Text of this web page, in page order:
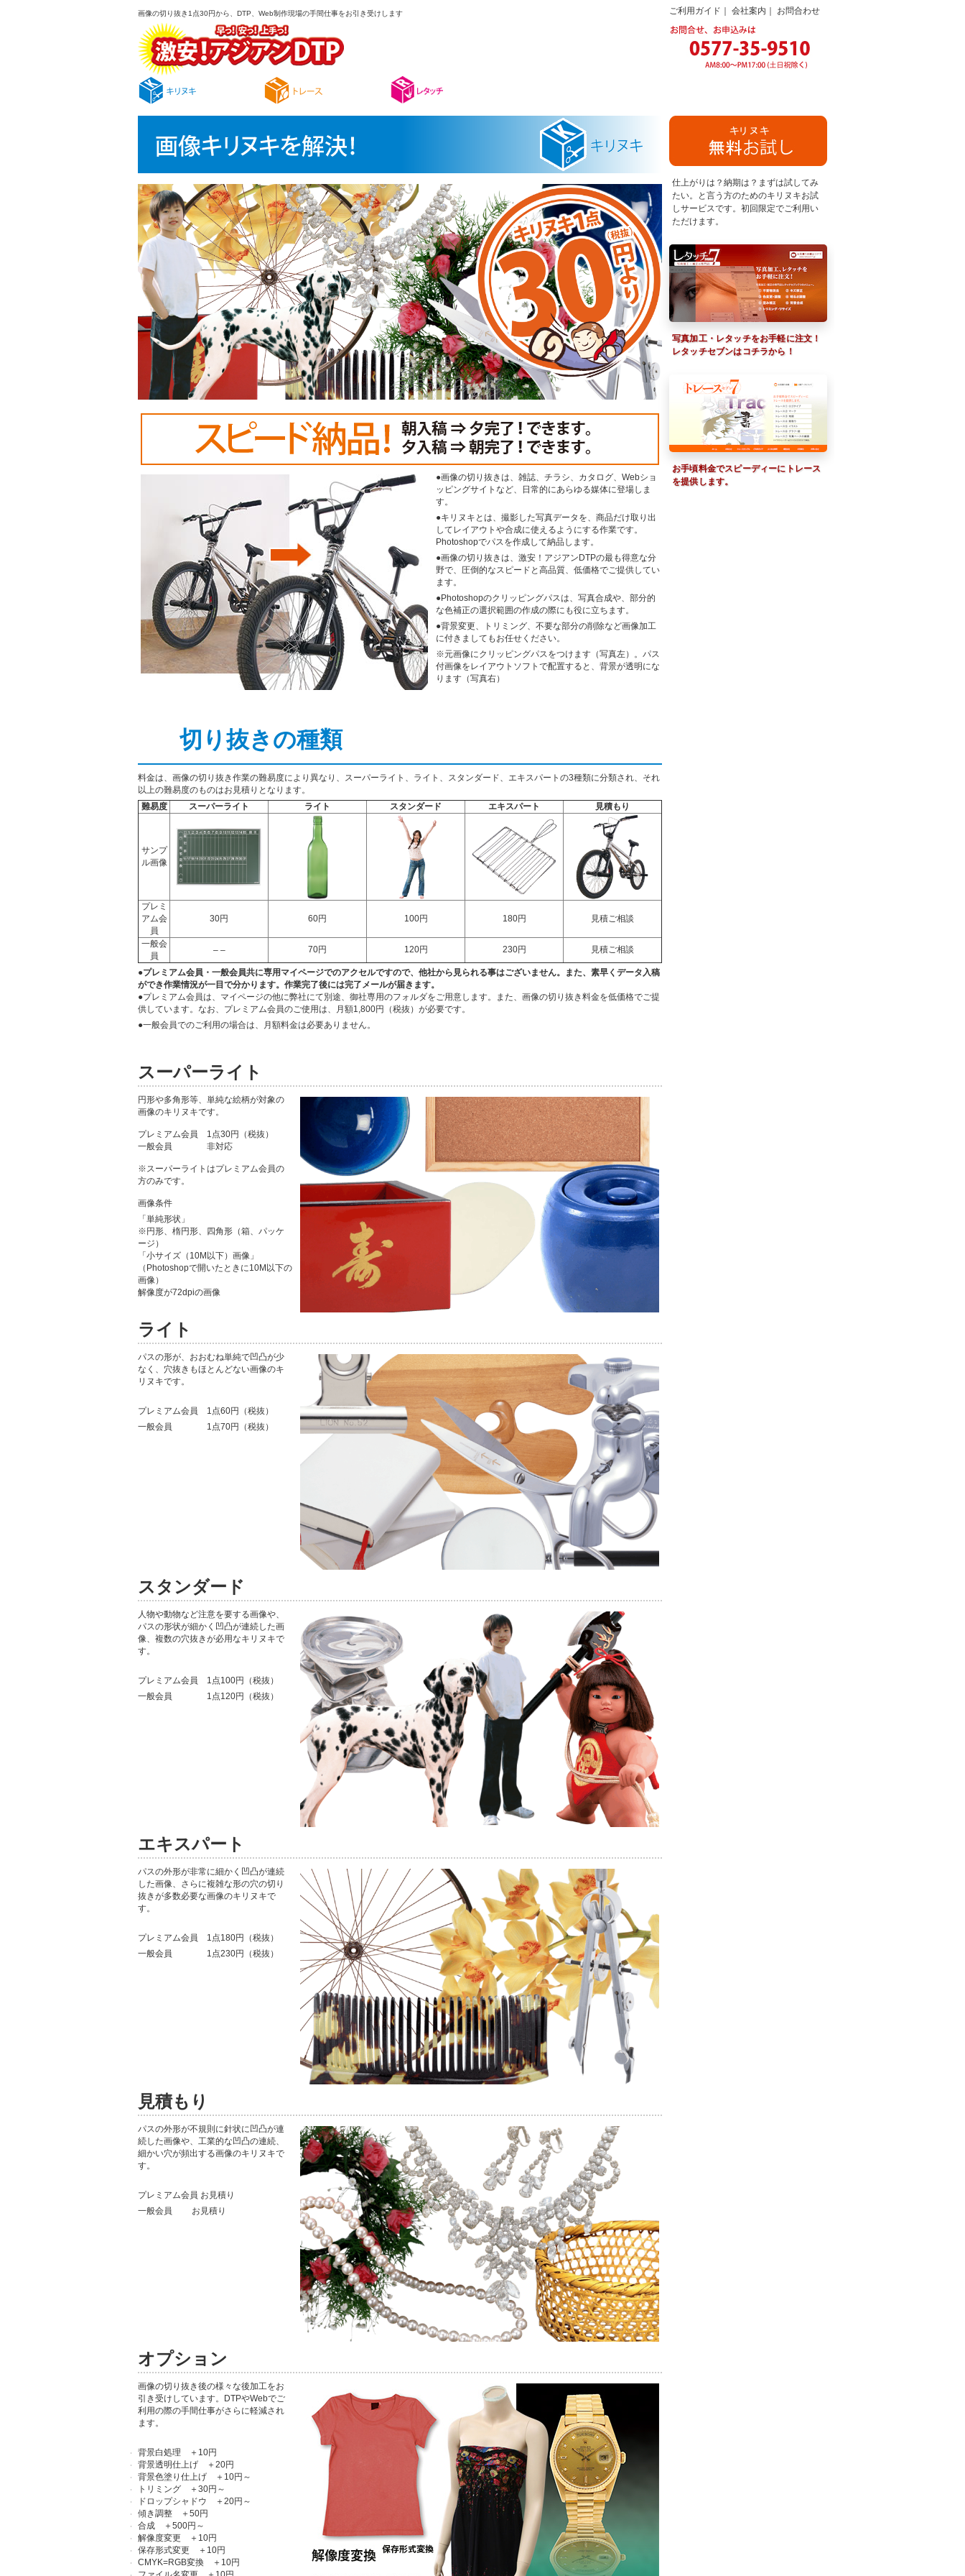
画像の切り抜き1点30円から、DTP、Web制作現場の手間仕事をお引き受けします ご利用ガイド 会社案内 お問合わせ
●画像の切り抜きは、雑誌、チラシ、カタログ、Webショ
ッピングサイトなど、日常的にあらゆる媒体に登場しま
す。
●キリヌキとは、撮影した写真データを、商品だけ取り出
してレイアウトや合成に使えるようにする作業です。
Photoshopでパスを作成して納品します。
●画像の切り抜きは、激安！アジアンDTPの最も得意な分
野で、圧倒的なスピードと高品質、低価格でご提供してい
ます。
●Photoshopのクリッピングパスは、写真合成や、部分的
な色補正の選択範囲の作成の際にも役に立ちます。
●背景変更、トリミング、不要な部分の削除など画像加工
に付きましてもお任せください。
※元画像にクリッピングパスをつけます（写真左）。パス
付画像をレイアウトソフトで配置すると、背景が透明にな
ります（写真右）
切り抜きの種類
料金は、画像の切り抜き作業の難易度により異なり、スーパーライト、ライト、スタンダード、エキスパートの3種類に分類され、それ
以上の難易度のものはお見積りとなります。
難易度
スーパーライト ライト スタンダード エキスパート 見積もり
サンプ
ル画像
プレミ
アム会
員
30円 60円 100円 180円 見積ご相談
一般会
員
– – 70円 120円 230円 見積ご相談
●プレミアム会員・一般会員共に専用マイページでのアクセルですので、他社から見られる事はございません。また、素早くデータ入稿
ができ作業情況が一目で分かります。作業完了後には完了メールが届きます。
●プレミアム会員は、マイページの他に弊社にて別途、御社専用のフォルダをご用意します。また、画像の切り抜き料金を低価格でご提
供しています。なお、プレミアム会員のご使用は、月額1,800円（税抜）が必要です。
●一般会員でのご利用の場合は、月額料金は必要ありません。
スーパーライト
円形や多角形等、単純な絵柄が対象の
画像のキリヌキです。
プレミアム会員 1点30円（税抜）
一般会員 非対応
※スーパーライトはプレミアム会員の
方のみです。
画像条件
「単純形状」
※円形、楕円形、四角形（箱、パッケ
ージ）
「小サイズ（10M以下）画像」
（Photoshopで開いたときに10M以下の
画像）
解像度が72dpiの画像
ライト
パスの形が、おおむね単純で凹凸が少
なく、穴抜きもほとんどない画像のキ
リヌキです。
プレミアム会員 1点60円（税抜）
一般会員 1点70円（税抜）
スタンダード
人物や動物など注意を要する画像や、
パスの形状が細かく凹凸が連続した画
像、複数の穴抜きが必用なキリヌキで
す。
プレミアム会員 1点100円（税抜）
一般会員 1点120円（税抜）
エキスパート
パスの外形が非常に細かく凹凸が連続
した画像、さらに複雑な形の穴の切り
抜きが多数必要な画像のキリヌキで
す。
プレミアム会員 1点180円（税抜）
一般会員 1点230円（税抜）
見積もり
パスの外形が不規則に針状に凹凸が連
続した画像や、工業的な凹凸の連続、
細かい穴が頻出する画像のキリヌキで
す。
プレミアム会員 お見積り
一般会員 お見積り
オプション
画像の切り抜き後の様々な後加工をお
引き受けしています。DTPやWebでご
利用の際の手間仕事がさらに軽減され
ます。
背景白処理 ＋10円
背景透明仕上げ ＋20円
背景色塗り仕上げ ＋10円～
トリミング ＋30円～
ドロップシャドウ ＋20円～
傾き調整 ＋50円
合成 ＋500円～
解像度変更 ＋10円
保存形式変更 ＋10円
CMYK=RGB変換 ＋10円
仕上がりは？納期は？まずは試してみ
たい。と言う方のためのキリヌキお試
しサービスです。初回限定でご利用い
ただけます。
写真加工・レタッチをお手軽に注文！
レタッチセブンはコチラから！
お手頃料金でスピーディーにトレース
を提供します。